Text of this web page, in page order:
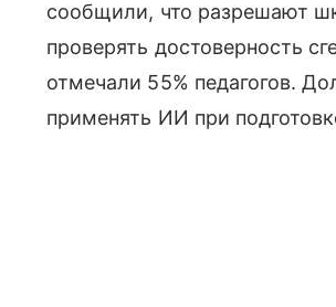
сообщили, что разрешают
проверять достоверность
отмечали 55% педагогов.
применять ИИ при